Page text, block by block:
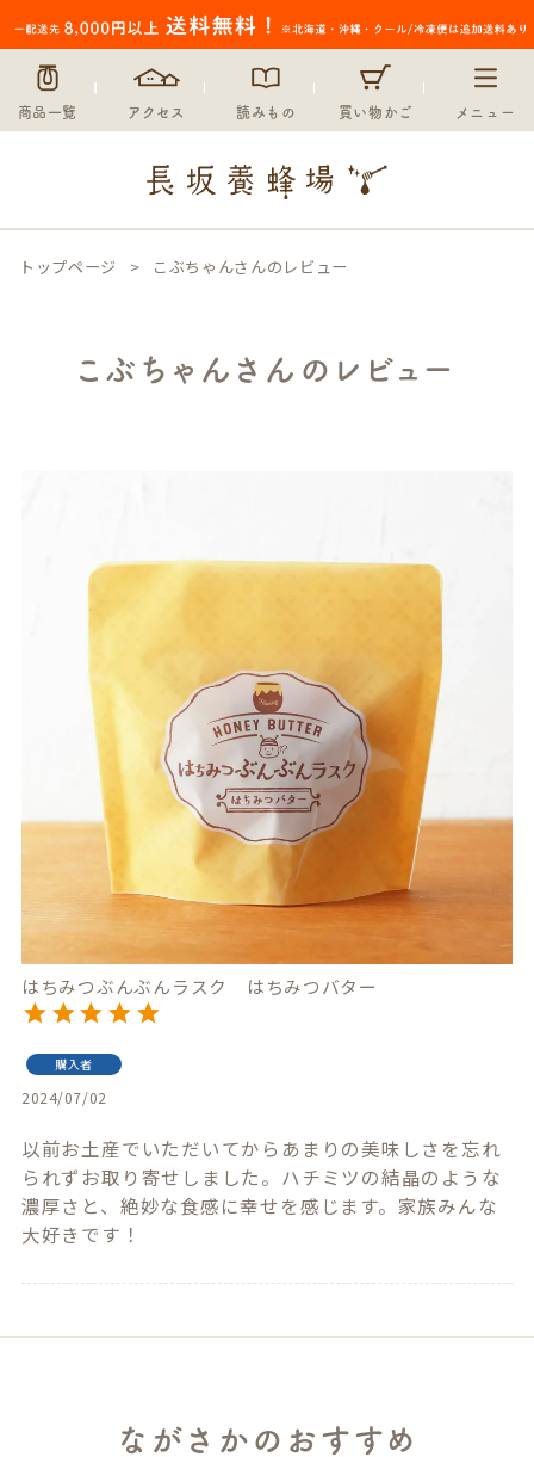
商品一覧 アクセス 読みもの 買い物かご メニュー
トップページ こぶちゃんさんのレビュー
こぶちゃんさんのレビュー
はちみつぶんぶんラスク はちみつバター
購入者
2024/07/02
以前お土産でいただいてからあまりの美味しさを忘れ
られずお取り寄せしました。ハチミツの結晶のような
濃厚さと、絶妙な食感に幸せを感じます。家族みんな
大好きです！
ながさかのおすすめ